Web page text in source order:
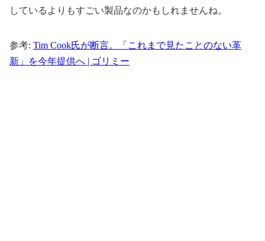
しているよりもすごい製品なのかもしれませんね。
参考: Tim Cook氏が断言。「これまで見たことのない革
新」を今年提供へ | ゴリミー